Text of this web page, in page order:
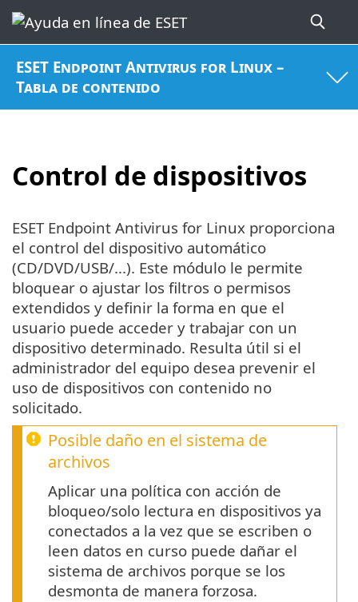
ESET Endpoint Antivirus for Linux –
Tabla de contenido
Control de dispositivos
ESET Endpoint Antivirus for Linux proporciona
el control del dispositivo automático
(CD/DVD/USB/...). Este módulo le permite
bloquear o ajustar los filtros o permisos
extendidos y definir la forma en que el
usuario puede acceder y trabajar con un
dispositivo determinado. Resulta útil si el
administrador del equipo desea prevenir el
uso de dispositivos con contenido no
solicitado.
Posible daño en el sistema de
archivos
Aplicar una política con acción de
bloqueo/solo lectura en dispositivos ya
conectados a la vez que se escriben o
leen datos en curso puede dañar el
sistema de archivos porque se los
desmonta de manera forzosa.